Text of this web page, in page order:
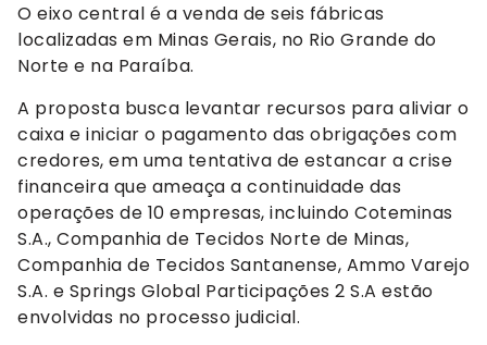
O eixo central é a venda de seis fábricas
localizadas em Minas Gerais, no Rio Grande do
Norte e na Paraíba.
A proposta busca levantar recursos para aliviar o
caixa e iniciar o pagamento das obrigações com
credores, em uma tentativa de estancar a crise
financeira que ameaça a continuidade das
operações de 10 empresas, incluindo Coteminas
S.A., Companhia de Tecidos Norte de Minas,
Companhia de Tecidos Santanense, Ammo Varejo
S.A. e Springs Global Participações 2 S.A estão
envolvidas no processo judicial.